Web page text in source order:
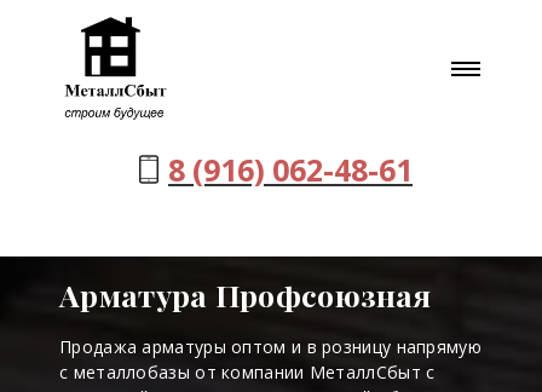
8 (916) 062-48-61
Арматура Профсоюзная
Продажа арматуры оптом и в розницу напрямую
с металлобазы от компании МеталлСбыт с